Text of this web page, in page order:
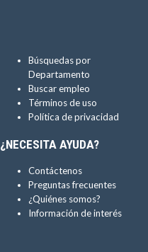
Búsquedas por
Departamento
Buscar empleo
Términos de uso
Política de privacidad
¿NECESITA AYUDA?
Contáctenos
Preguntas frecuentes
¿Quiénes somos?
Información de interés